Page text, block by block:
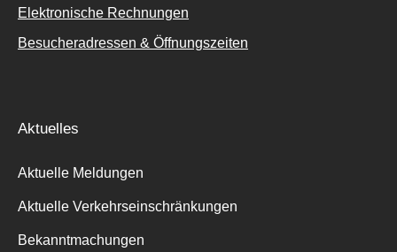
Elektronische Rechnungen
Besucheradressen & Öffnungszeiten
Aktuelles
Aktuelle Meldungen
Aktuelle Verkehrseinschränkungen
Bekanntmachungen